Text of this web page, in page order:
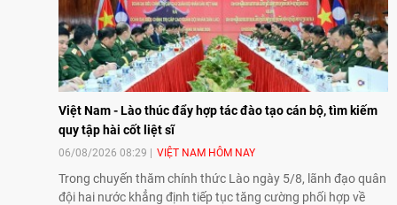
Việt Nam - Lào thúc đẩy hợp tác đào tạo cán bộ, tìm kiếm
quy tập hài cốt liệt sĩ
06/08/2026 08:29 VIỆT NAM HÔM NAY
Trong chuyến thăm chính thức Lào ngày 5/8, lãnh đạo quân
đội hai nước khẳng định tiếp tục tăng cường phối hợp về